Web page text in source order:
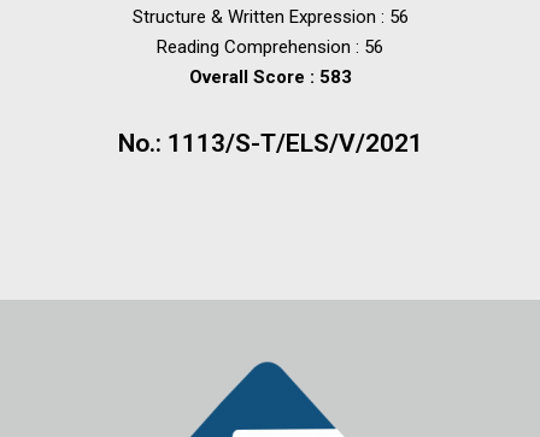
Structure & Written Expression : 56
Reading Comprehension : 56
Overall Score : 583
No.: 1113/S-T/ELS/V/2021